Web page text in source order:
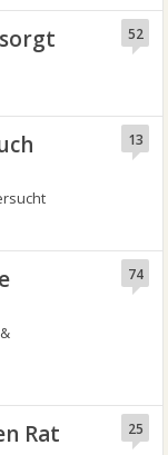
52
13
74
Rat
25